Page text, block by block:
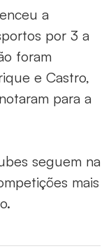
a
por 3 a
foram
e Castro,
para a
seguem na
mais